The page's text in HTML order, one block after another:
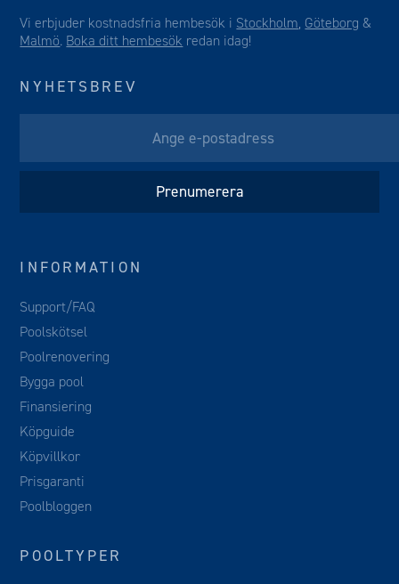
Vi erbjuder kostnadsfria hembesök i Stockholm, Göteborg &
Malmö. Boka ditt hembesök redan idag!
NYHETSBREV
INFORMATION
Support/FAQ
Poolskötsel
Poolrenovering
Bygga pool
Finansiering
Köpguide
Köpvillkor
Prisgaranti
Poolbloggen
POOLTYPER